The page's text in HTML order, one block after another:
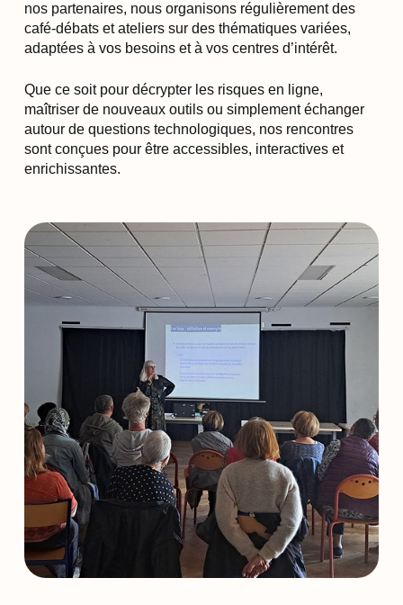
nos partenaires, nous organisons régulièrement des
café-débats et ateliers sur des thématiques variées,
adaptées à vos besoins et à vos centres d’intérêt.
Que ce soit pour décrypter les risques en ligne,
maîtriser de nouveaux outils ou simplement échanger
autour de questions technologiques, nos rencontres
sont conçues pour être accessibles, interactives et
enrichissantes.